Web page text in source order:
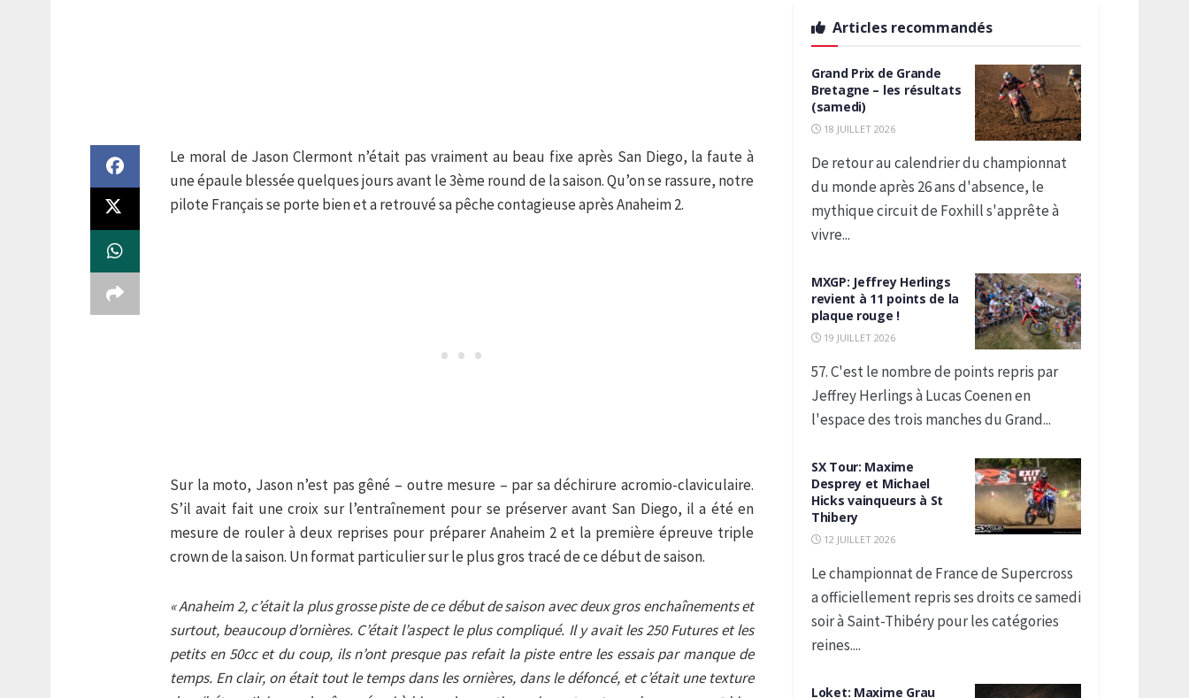
Le moral de Jason Clermont n’était pas vraiment au beau fixe après San Diego, la faute à
une épaule blessée quelques jours avant le 3ème round de la saison. Qu’on se rassure, notre
pilote Français se porte bien et a retrouvé sa pêche contagieuse après Anaheim 2.
Sur la moto, Jason n’est pas gêné – outre mesure – par sa déchirure acromio-claviculaire.
S’il avait fait une croix sur l’entraînement pour se préserver avant San Diego, il a été en
mesure de rouler à deux reprises pour préparer Anaheim 2 et la première épreuve triple
crown de la saison. Un format particulier sur le plus gros tracé de ce début de saison.
« Anaheim 2, c’était la plus grosse piste de ce début de saison avec deux gros enchaînements et
surtout, beaucoup d’ornières. C’était l’aspect le plus compliqué. Il y avait les 250 Futures et les
petits en 50cc et du coup, ils n’ont presque pas refait la piste entre les essais par manque de
temps. En clair, on était tout le temps dans les ornières, dans le défoncé, et c’était une texture
Articles recommandés
Grand Prix de Grande
Bretagne – les résultats
(samedi)
18 JUILLET 2026
De retour au calendrier du championnat
du monde après 26 ans d'absence, le
mythique circuit de Foxhill s'apprête à
vivre...
MXGP: Jeffrey Herlings
revient à 11 points de la
plaque rouge !
19 JUILLET 2026
57. C'est le nombre de points repris par
Jeffrey Herlings à Lucas Coenen en
l'espace des trois manches du Grand...
SX Tour: Maxime
Desprey et Michael
Hicks vainqueurs à St
Thibery
12 JUILLET 2026
Le championnat de France de Supercross
a officiellement repris ses droits ce samedi
soir à Saint-Thibéry pour les catégories
reines....
Loket: Maxime Grau